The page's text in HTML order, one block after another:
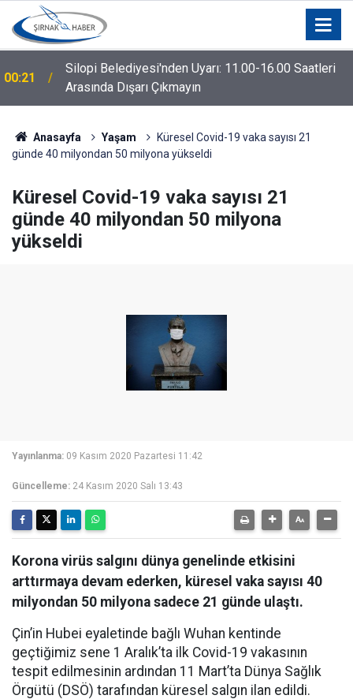
00:17
Elektrik Akımına Kapılan Şırnaklı Küçük Miraç
Hayatını Kaybetti
Anasayfa Yaşam
Küresel Covid-19 vaka sayısı 21
günde 40 milyondan 50 milyona yükseldi
Küresel Covid-19 vaka sayısı 21
günde 40 milyondan 50 milyona
yükseldi
Yayınlanma: 09 Kasım 2020 Pazartesi 11:42
Güncelleme: 24 Kasım 2020 Salı 13:43
Korona virüs salgını dünya genelinde etkisini
arttırmaya devam ederken, küresel vaka sayısı 40
milyondan 50 milyona sadece 21 günde ulaştı.
Çin’in Hubei eyaletinde bağlı Wuhan kentinde
geçtiğimiz sene 1 Aralık’ta ilk Covid-19 vakasının
tespit edilmesinin ardından 11 Mart’ta Dünya Sağlık
Örgütü (DSÖ) tarafından küresel salgın ilan edildi.